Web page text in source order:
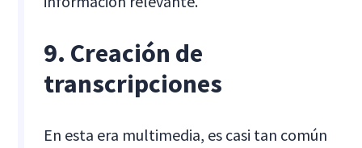
9. Creación de
transcripciones
En esta era multimedia, es casi tan común